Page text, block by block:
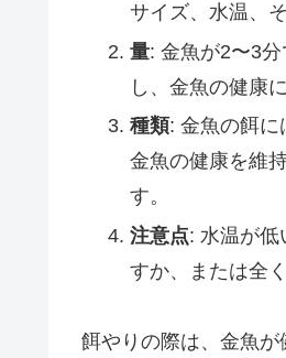
サイズ、水温、
量: 金魚が2〜3
し、金魚の健康
種類: 金魚の餌に
金魚の健康を維
す。
注意点: 水温が
すか、または全
餌やりの際は、金魚